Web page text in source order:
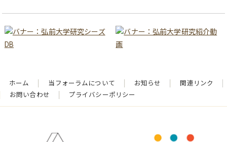
ホーム 当フォーラムについて お知らせ
関連リンク
お問い合わせ
プライバシーポリシー